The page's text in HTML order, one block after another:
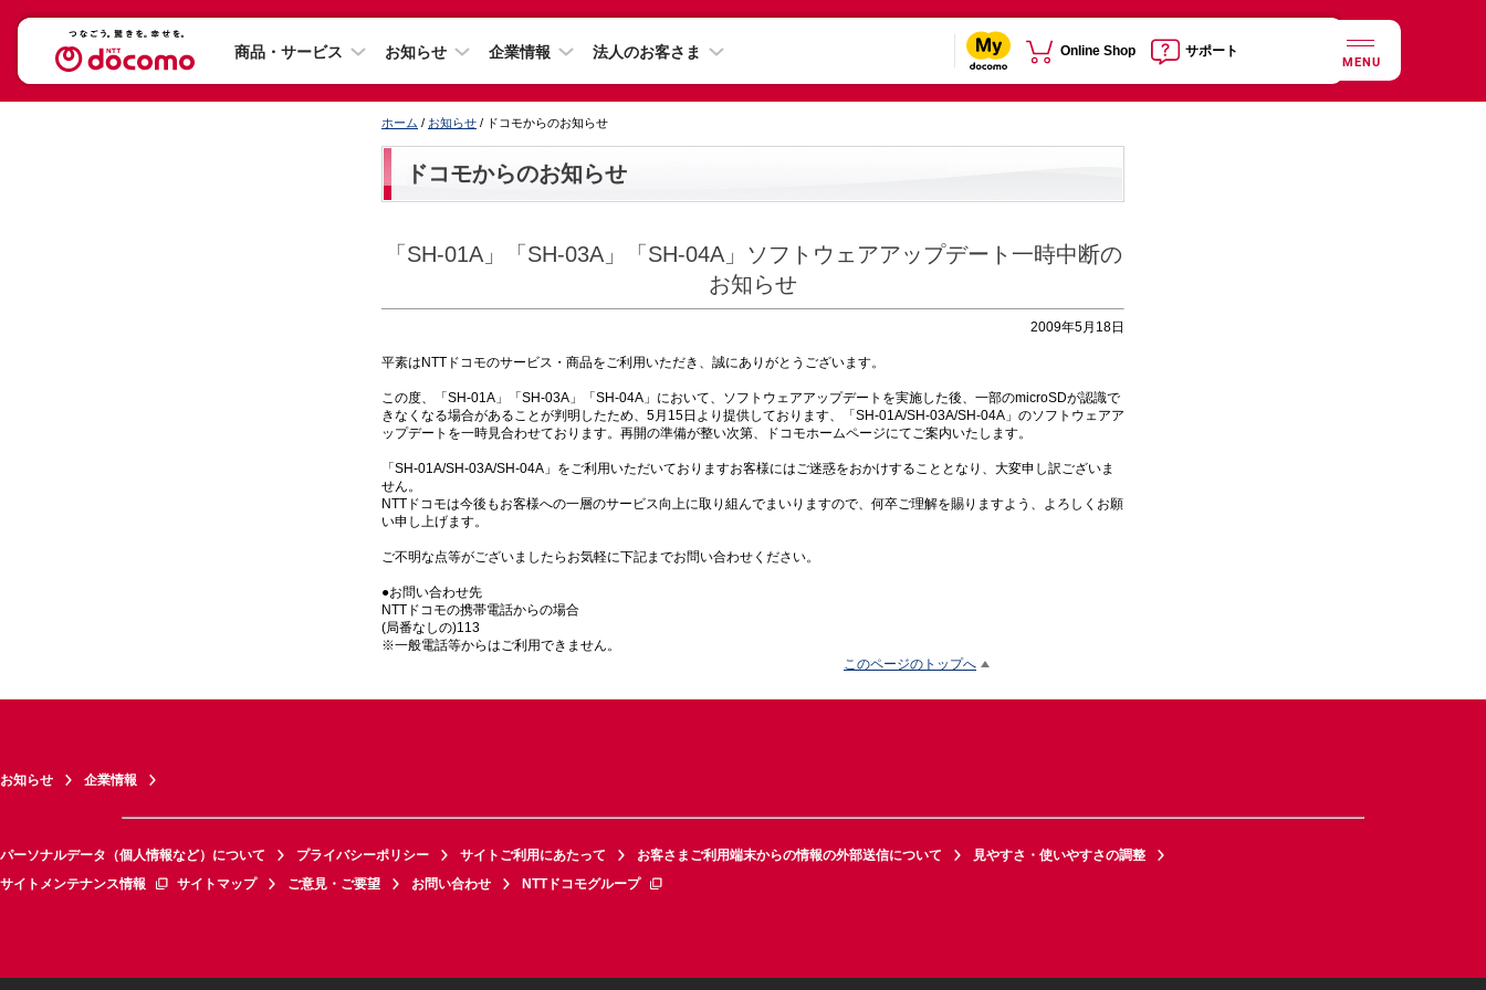
商品・サービス お知らせ 企業情報 法人のお客さま Online Shop サポート
MENU
ホーム / お知らせ / ドコモからのお知らせ
ドコモからのお知らせ
「SH-01A」「SH-03A」「SH-04A」ソフトウェアアップデート一時中断の
お知らせ
2009年5月18日
平素はNTTドコモのサービス・商品をご利用いただき、誠にありがとうございます。
この度、「SH-01A」「SH-03A」「SH-04A」において、ソフトウェアアップデートを実施した後、一部のmicroSDが認識で
きなくなる場合があることが判明したため、5月15日より提供しております、「SH-01A/SH-03A/SH-04A」のソフトウェアア
ップデートを一時見合わせております。再開の準備が整い次第、ドコモホームページにてご案内いたします。
「SH-01A/SH-03A/SH-04A」をご利用いただいておりますお客様にはご迷惑をおかけすることとなり、大変申し訳ございま
せん。
NTTドコモは今後もお客様への一層のサービス向上に取り組んでまいりますので、何卒ご理解を賜りますよう、よろしくお願
い申し上げます。
ご不明な点等がございましたらお気軽に下記までお問い合わせください。
●お問い合わせ先
NTTドコモの携帯電話からの場合
(局番なしの)113
※一般電話等からはご利用できません。
このページのトップへ
お知らせ 企業情報
パーソナルデータ（個人情報など）について プライバシーポリシー サイトご利用にあたって お客さまご利用端末からの情報の外部送信について
見やすさ・使いやすさの調整
サイトメンテナンス情報
サイトマップ ご意見・ご要望 お問い合わせ NTTドコモグループ